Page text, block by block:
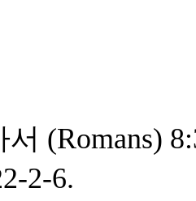
(Romans)
2-6.